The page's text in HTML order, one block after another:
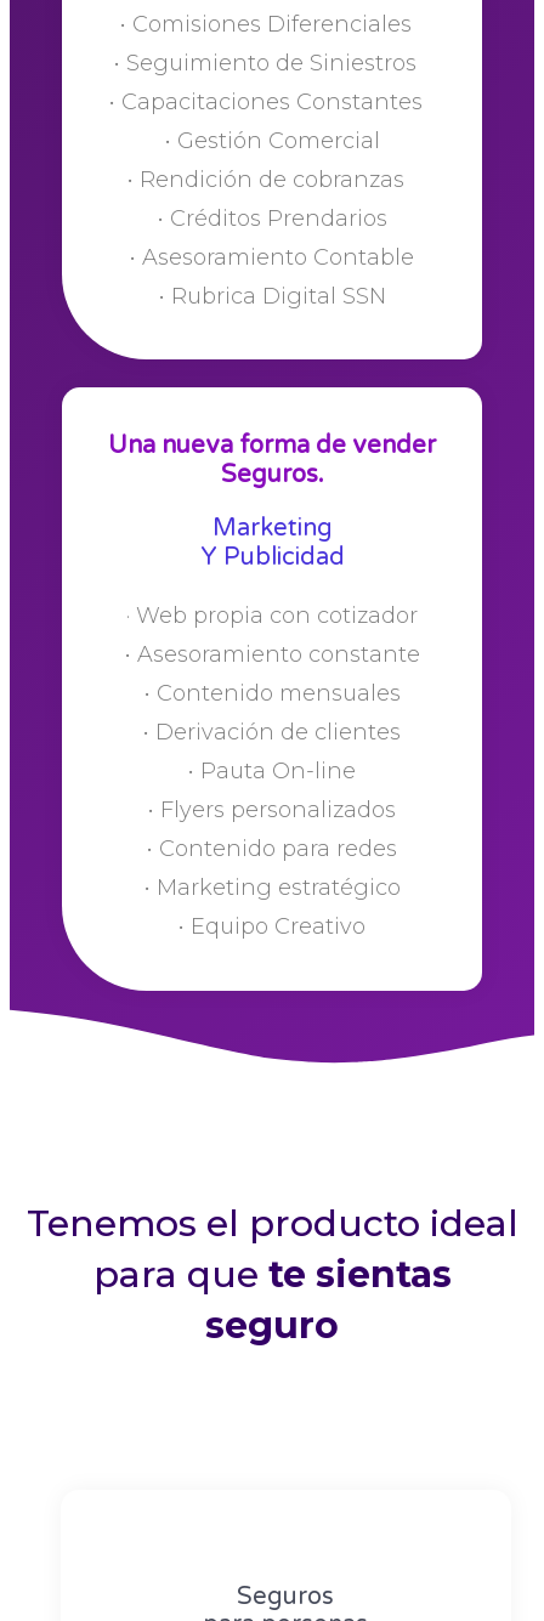
• Comisiones Diferenciales
• Seguimiento de Siniestros
• Capacitaciones Constantes
• Gestión Comercial
• Rendición de cobranzas
• Créditos Prendarios
• Asesoramiento Contable
• Rubrica Digital SSN
Una nueva forma de vender
Seguros.
Marketing
Y Publicidad
· Web propia con cotizador
• Asesoramiento constante
• Contenido mensuales
• Derivación de clientes
• Pauta On-line
• Flyers personalizados
• Contenido para redes
• Marketing estratégico
• Equipo Creativo
Tenemos el producto ideal
para que te sientas
seguro
Seguros